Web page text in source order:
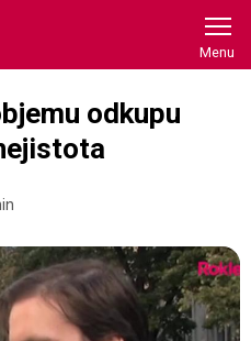
odkupu